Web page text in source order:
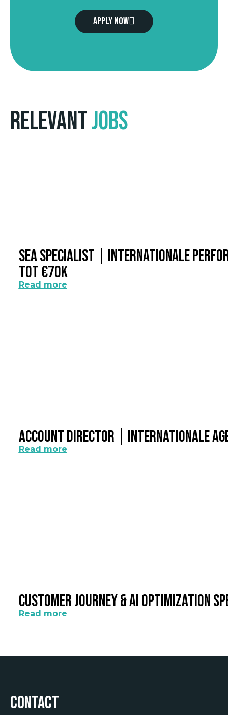
Apply now
RelevantJobs
SEA Specialist | Internationale
Tot €70k
Read more
Account Director | Internationale
Read more
Customer Journey & AI Optimization
Read more
Contact